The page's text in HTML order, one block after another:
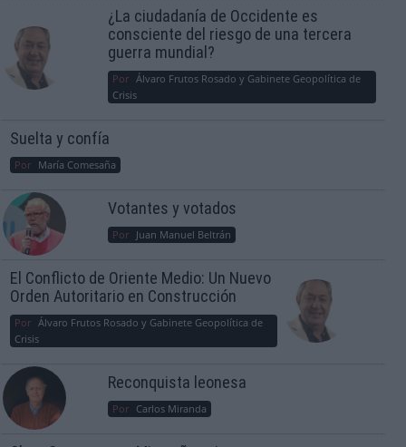
¿La ciudadanía de Occidente es
consciente del riesgo de una tercera
guerra mundial?
Por Álvaro Frutos Rosado y Gabinete Geopolítica de
Crisis
Suelta y confía
Por María Comesaña
Votantes y votados
Por Juan Manuel Beltrán
El Conflicto de Oriente Medio: Un Nuevo
Orden Autoritario en Construcción
Por Álvaro Frutos Rosado y Gabinete Geopolítica de
Crisis
Reconquista leonesa
Por Carlos Miranda